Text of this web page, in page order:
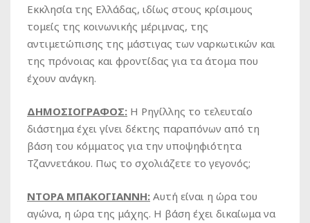
Εκκλησία της Ελλάδας, ιδίως στους κρίσιμους
τομείς της κοινωνικής μέριμνας, της
αντιμετώπισης της μάστιγας των ναρκωτικών και
της πρόνοιας και φροντίδας για τα άτομα που
έχουν ανάγκη.
ΔΗΜΟΣΙΟΓΡΑΦΟΣ: Η Ρηγίλλης το τελευταίο
διάστημα έχει γίνει δέκτης παραπόνων από τη
βάση του κόμματος για την υποψηφιότητα
Τζαννετάκου. Πως το σχολιάζετε το γεγονός;
ΝΤΟΡΑ ΜΠΑΚΟΓΙΑΝΝΗ: Αυτή είναι η ώρα του
αγώνα, η ώρα της μάχης. Η βάση έχει δικαίωμα να